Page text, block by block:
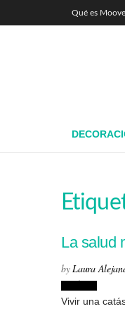
Qué es
La salud
byLaura
Vivir una